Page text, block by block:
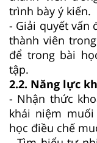
trình bày ý kiến.
- Giải quyết vấn
thành viên
để trong bài
tập.
2.2. Năng lực
- Nhận thức
khái niệm
học điều chế